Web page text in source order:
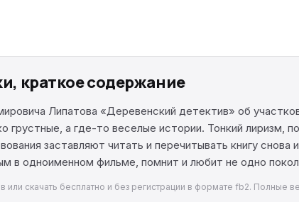
краткое содержание
Липатова «Деревенский детектив» об
а где-то веселые истории. Тонкий лиризм,
заставляют читать и перечитывать книгу
одноименном фильме, помнит и любит не одно
скачать бесплатно и без регистрации в формате fb2. Полные